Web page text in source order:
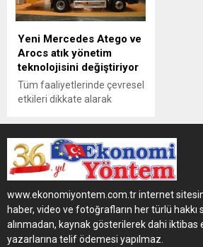
Yeni Mercedes Atego ve
Arocs atık yönetim
teknolojisini değiştiriyor
Tüm faaliyetlerinde çevresel
etkileri dikkate alarak
kaynağında kontrol altına
alarak azaltan kapsamlı
önlemlerle alanında bir
örnek olan Mercedes-Benz
Türk, 16-19 Mart tarihlerinde
İstanbul Tüyap Fuar ve
Kongre Merkezi’nde
gerçekleştirilen 13.
Uluslararası Geri Dönüşüm,
www.ekonomiyontem.com.tr internet
haber, video ve fotoğrafların her türlü
alınmadan, kaynak gösterilerek dahi iktibas
yazarlarına telif ödemesi yapılmaz.